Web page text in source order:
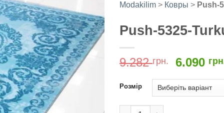
Додати
до
обраного
Modakilim > Ковры > Push-
Push-5325-
9.282грн.
9.282
грн..
6.090
Розмір
Push-5325-Turkuaz кількість